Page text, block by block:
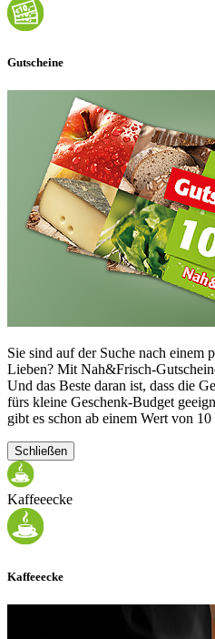
Gutscheine
Sie sind auf der Suche nach einem
Lieben? Mit Nah&Frisch-
Und das Beste daran ist, dass die
fürs kleine Geschenk-Budget
gibt es schon ab einem Wert von 10
Schließen
Kaffeeecke
Kaffeeecke